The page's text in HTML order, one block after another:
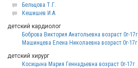
Бельцова Т.Г.
Кешишев И.А.
детский кардиолог
Боброва Виктория Анатольевна возраст 0г-17г
Машинцева Елена Николаевна возраст 0г-17г
детский хирург
Косицына Мария Геннадьевна возраст 0г-17г